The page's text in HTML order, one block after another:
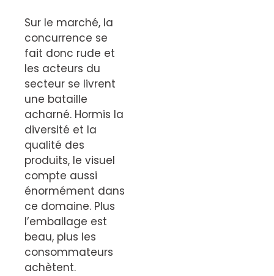
Sur le marché, la
concurrence se
fait donc rude et
les acteurs du
secteur se livrent
une bataille
acharné. Hormis la
diversité et la
qualité des
produits, le visuel
compte aussi
énormément dans
ce domaine. Plus
l’emballage est
beau, plus les
consommateurs
achètent.